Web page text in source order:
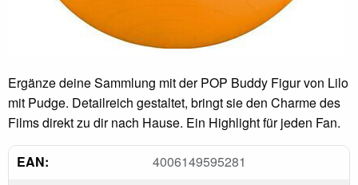
Ergänze deine Sammlung mit der POP Buddy Figur von Lilo
mit Pudge. Detailreich gestaltet, bringt sie den Charme des
Films direkt zu dir nach Hause. Ein Highlight für jeden Fan.
EAN:
4006149595281